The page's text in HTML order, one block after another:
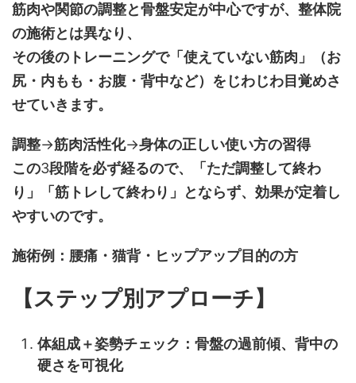
筋肉や関節の調整と骨盤安定が中心ですが、整体院
の施術とは異なり、
その後のトレーニングで「使えていない筋肉」（お
尻・内もも・お腹・背中など）をじわじわ目覚めさ
せていきます。
調整→筋肉活性化→身体の正しい使い方の習得
この3段階を必ず経るので、「ただ調整して終わ
り」「筋トレして終わり」とならず、効果が定着し
やすいのです。
施術例：腰痛・猫背・ヒップアップ目的の方
【ステップ別アプローチ】
体組成＋姿勢チェック：骨盤の過前傾、背中の
硬さを可視化